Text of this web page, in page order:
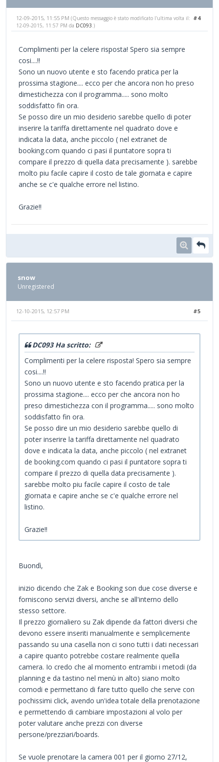
#4
12-09-2015, 11:55 PM (Questo messaggio è stato modificato l'ultima volta il:
12-09-2015, 11:57 PM da DC093.)
Complimenti per la celere risposta! Spero sia sempre
cosi....!!
Sono un nuovo utente e sto facendo pratica per la
prossima stagione.... ecco per che ancora non ho preso
dimestichezza con il programma..... sono molto
soddisfatto fin ora.
Se posso dire un mio desiderio sarebbe quello di poter
inserire la tariffa direttamente nel quadrato dove e
indicata la data, anche piccolo ( nel extranet de
booking.com quando ci pasi il puntatore sopra ti
compare il prezzo di quella data precisamente ). sarebbe
molto piu facile capire il costo de tale giornata e capire
anche se c'e qualche errore nel listino.
Grazie!!
snow
Unregistered
#5
12-10-2015, 12:57 PM
DC093 Ha scritto:
Complimenti per la celere risposta! Spero sia sempre
cosi....!!
Sono un nuovo utente e sto facendo pratica per la
prossima stagione.... ecco per che ancora non ho
preso dimestichezza con il programma..... sono molto
soddisfatto fin ora.
Se posso dire un mio desiderio sarebbe quello di
poter inserire la tariffa direttamente nel quadrato
dove e indicata la data, anche piccolo ( nel extranet
de booking.com quando ci pasi il puntatore sopra ti
compare il prezzo di quella data precisamente ).
sarebbe molto piu facile capire il costo de tale
giornata e capire anche se c'e qualche errore nel
listino.
Grazie!!
Buondì,
inizio dicendo che Zak e Booking son due cose diverse e
forniscono servizi diversi, anche se all'interno dello
stesso settore.
Il prezzo giornaliero su Zak dipende da fattori diversi che
devono essere inseriti manualmente e semplicemente
passando su una casella non ci sono tutti i dati necessari
a capire quanto potrebbe costare realmente quella
camera. Io credo che al momento entrambi i metodi (da
planning e da tastino nel menù in alto) siano molto
comodi e permettano di fare tutto quello che serve con
pochissimi click, avendo un'idea totale della prenotazione
e permettendo di cambiare impostazioni al volo per
poter valutare anche prezzi con diverse
persone/prezziari/boards.
Se vuole prenotare la camera 001 per il giorno 27/12,